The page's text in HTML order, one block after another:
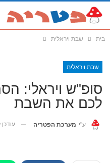
בית שבת ויראלית
שבת ויראלית
סופ"ש ויראלי:
לכם את השבת
ע"י מערכת הפטריה